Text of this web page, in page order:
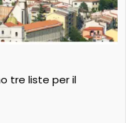
tre liste per il